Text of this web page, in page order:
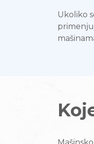
Ukoliko